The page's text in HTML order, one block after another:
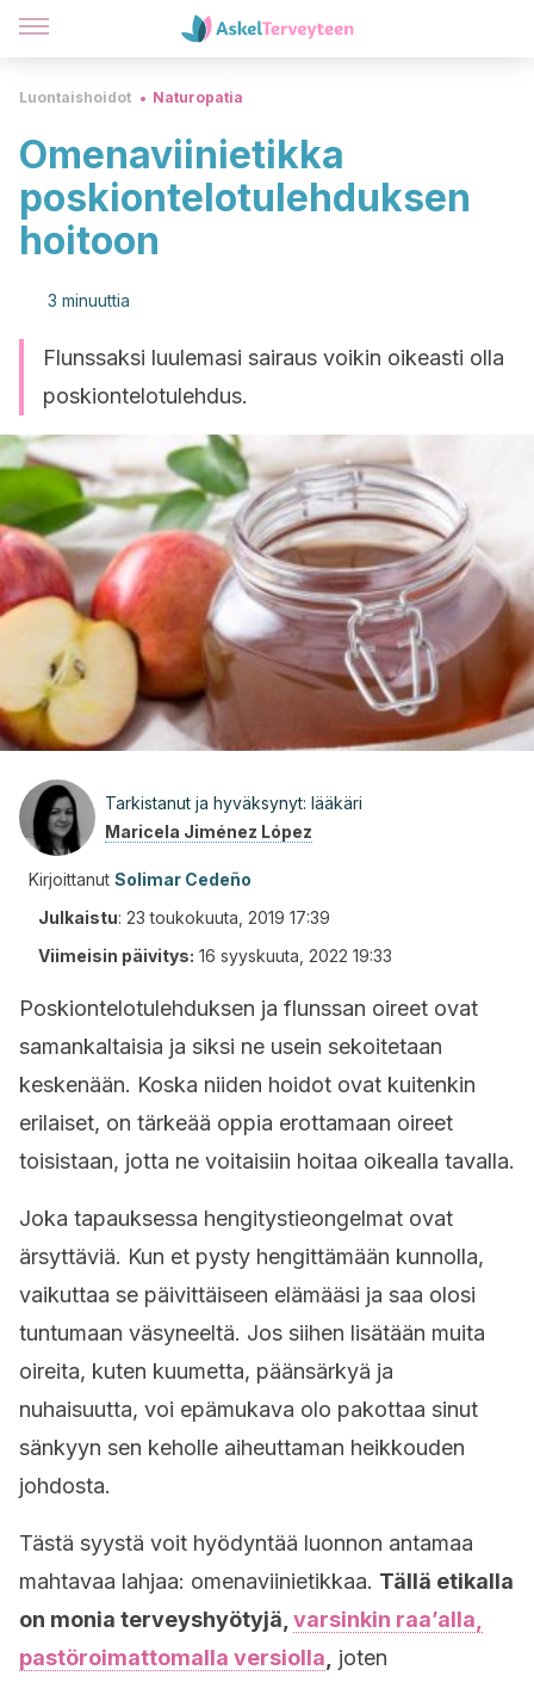
Luontaishoidot Naturopatia
Omenaviinietikka
poskiontelotulehduksen
hoitoon
3 minuuttia
Flunssaksi luulemasi sairaus voikin oikeasti olla
poskiontelotulehdus.
Tarkistanut ja hyväksynyt: lääkäri
Maricela Jiménez López
Kirjoittanut Solimar Cedeño
Julkaistu: 23 toukokuuta, 2019 17:39
Viimeisin päivitys: 16 syyskuuta, 2022 19:33
Poskiontelotulehduksen ja flunssan oireet ovat
samankaltaisia ja siksi ne usein sekoitetaan
keskenään. Koska niiden hoidot ovat kuitenkin
erilaiset, on tärkeää oppia erottamaan oireet
toisistaan, jotta ne voitaisiin hoitaa oikealla tavalla.
Joka tapauksessa hengitystieongelmat ovat
ärsyttäviä. Kun et pysty hengittämään kunnolla,
vaikuttaa se päivittäiseen elämääsi ja saa olosi
tuntumaan väsyneeltä. Jos siihen lisätään muita
oireita, kuten kuumetta, päänsärkyä ja
nuhaisuutta, voi epämukava olo pakottaa sinut
sänkyyn sen keholle aiheuttaman heikkouden
johdosta.
Tästä syystä voit hyödyntää luonnon antamaa
mahtavaa lahjaa: omenaviinietikkaa. Tällä etikalla
on monia terveyshyötyjä, varsinkin raa’alla,
pastöroimattomalla versiolla
joten